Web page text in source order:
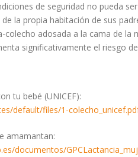
de seguridad no pueda
la propia habitación de sus
adosada a la cama de la
significativamente el riesgo
tu bebé (UNICEF):
default/files/1-
amamantan:
documentos/